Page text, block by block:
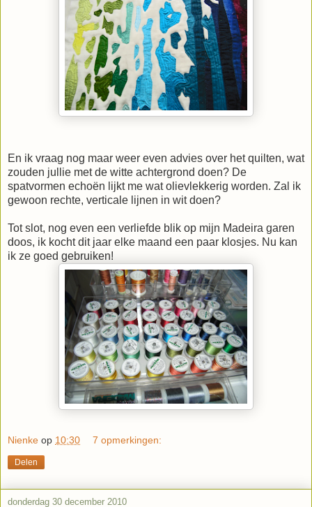
En ik vraag nog maar weer even advies over het quilten, wat
zouden jullie met de witte achtergrond doen? De
spatvormen echoën lijkt me wat olievlekkerig worden. Zal ik
gewoon rechte, verticale lijnen in wit doen?
Tot slot, nog even een verliefde blik op mijn Madeira garen
doos, ik kocht dit jaar elke maand een paar klosjes. Nu kan
ik ze goed gebruiken!
Nienke op 10:30 7 opmerkingen:
Delen
donderdag 30 december 2010